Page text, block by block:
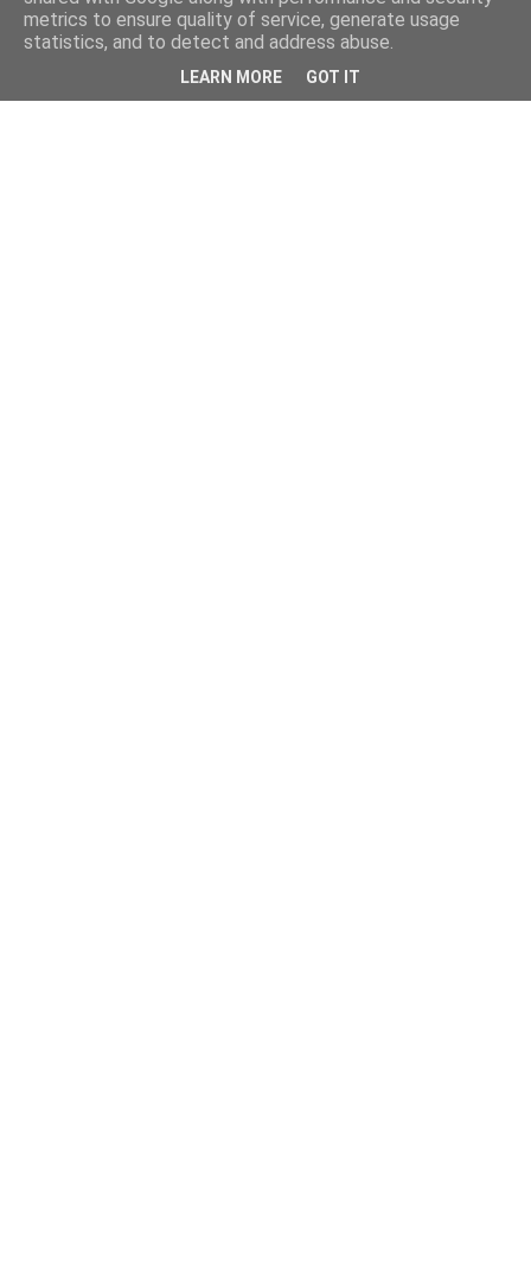
metrics to ensure quality of service, generate usage
statistics, and to detect and address abuse.
LEARN MORE GOT IT